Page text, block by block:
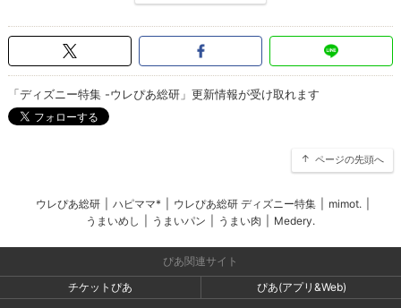
「ディズニー特集 -ウレぴあ総研」更新情報が受け取れます
ページの先頭へ
ウレぴあ総研 ハピママ* ウレぴあ総研 ディズニー特集 mimot.
うまいめし
うまいパン うまい肉 Medery.
ぴあ関連サイト
チケットぴあ
ぴあ(アプリ&Web)